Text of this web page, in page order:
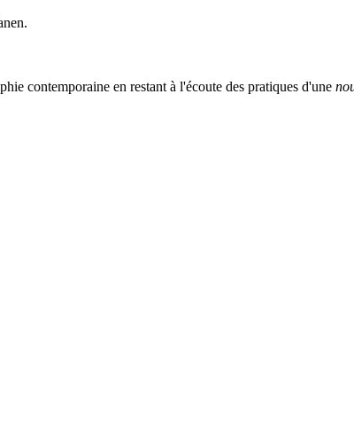
contemporaine en restant à l'écoute des pratiques d'une